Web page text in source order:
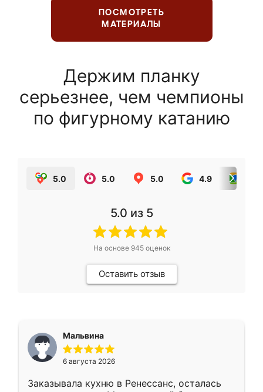
ПОСМОТРЕТЬ
МАТЕРИАЛЫ
Держим планку
серьезнее, чем чемпионы
по фигурному катанию
5.0 5.0 5.0 4.9
5.0 из 5
На основе 945оценок
Оставить отзыв
Мальвина
6 августа 2026
Заказывала кухню в Ренессанс, осталась